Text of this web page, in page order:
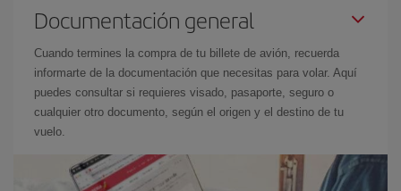
Documentación general
Cuando termines la compra de tu billete de avión, recuerda
informarte de la documentación que necesitas para volar. Aquí
puedes consultar si requieres visado, pasaporte, seguro o
cualquier otro documento, según el origen y el destino de tu
vuelo.